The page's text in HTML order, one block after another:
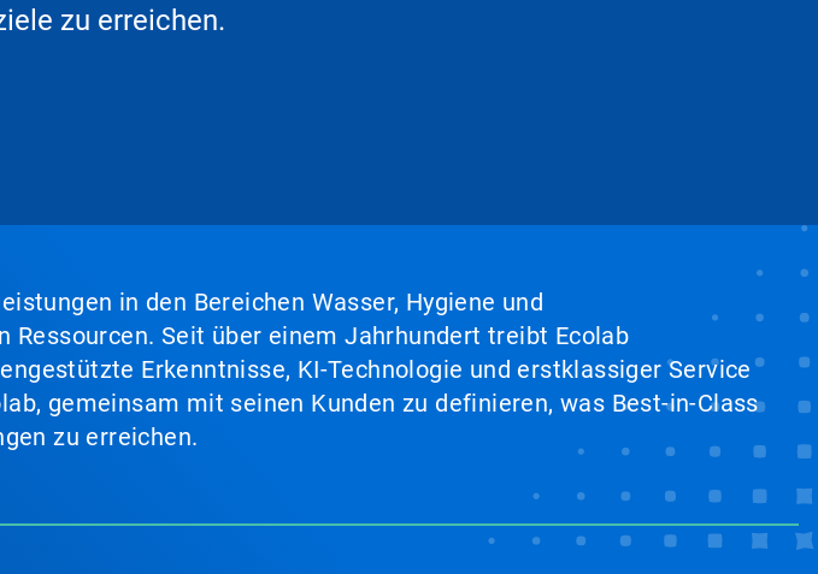
zu erreichen.
in den Bereichen Wasser, Hygiene und
Seit über einem Jahrhundert treibt Ecolab
Erkenntnisse, KI-Technologie und erstklassiger Service
gemeinsam mit seinen Kunden zu definieren, was Best-in-Class
zu erreichen.